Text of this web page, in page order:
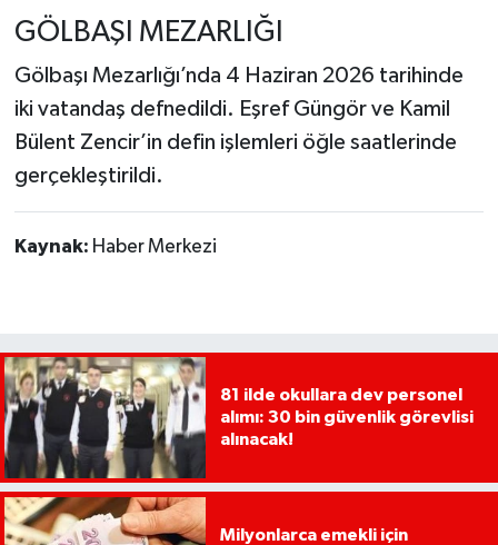
GÖLBAŞI MEZARLIĞI
Gölbaşı Mezarlığı’nda 4 Haziran 2026 tarihinde
iki vatandaş defnedildi. Eşref Güngör ve Kamil
Bülent Zencir’in defin işlemleri öğle saatlerinde
gerçekleştirildi.
Kaynak: Haber Merkezi
81 ilde okullara dev personel
alımı: 30 bin güvenlik görevlisi
alınacak!
Milyonlarca emekli için